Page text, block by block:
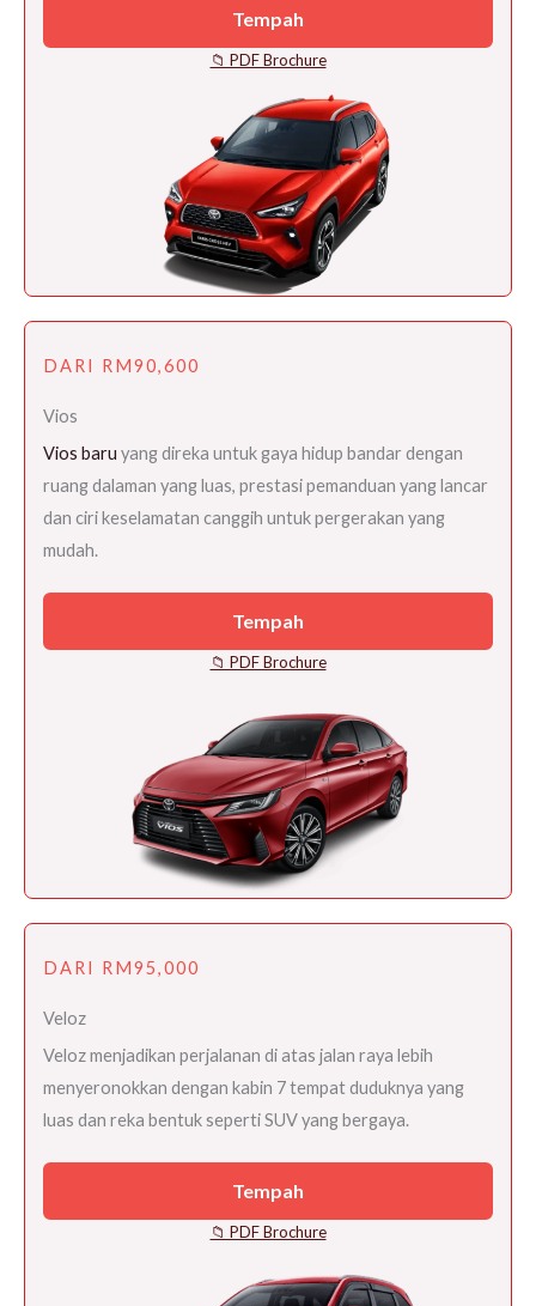
Tempah
📁 PDF Brochure
DARI RM90,600
Vios
Vios baru yang direka untuk gaya hidup bandar dengan
ruang dalaman yang luas, prestasi pemanduan yang lancar
dan ciri keselamatan canggih untuk pergerakan yang
mudah.
Tempah
📁 PDF Brochure
DARI RM95,000
Veloz
Veloz menjadikan perjalanan di atas jalan raya lebih
menyeronokkan dengan kabin 7 tempat duduknya yang
luas dan reka bentuk seperti SUV yang bergaya.
Tempah
📁 PDF Brochure